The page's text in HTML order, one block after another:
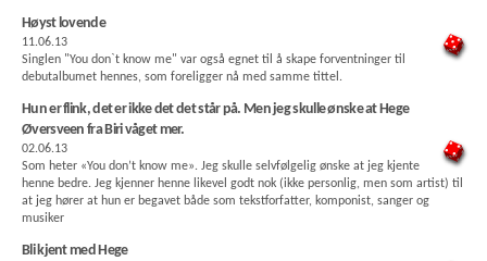
Høyst lovende
11.06.13
Singlen "You don`t know me" var også egnet til å skape forventninger til
debutalbumet hennes, som foreligger nå med samme tittel.
Hun er flink, det er ikke det det står på. Men jeg skulle ønske at Hege
Øversveen fra Biri våget mer.
02.06.13
Som heter «You don’t know me». Jeg skulle selvfølgelig ønske at jeg kjente
henne bedre. Jeg kjenner henne likevel godt nok (ikke personlig, men som artist) til
at jeg hører at hun er begavet både som tekstforfatter, komponist, sanger og
musiker
Bli kjent med Hege